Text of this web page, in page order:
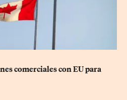
comerciales con EU para